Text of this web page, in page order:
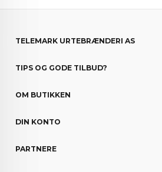
TELEMARK URTEBRÆNDERI AS
TIPS OG GODE TILBUD?
OM BUTIKKEN
DIN KONTO
PARTNERE